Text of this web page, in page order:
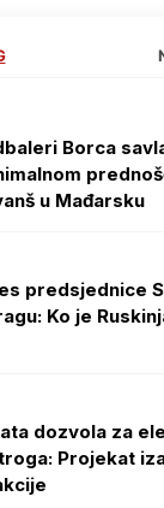
Borca
u Mađarsku
predsjednice
Ko je
dozvola za
Projekat